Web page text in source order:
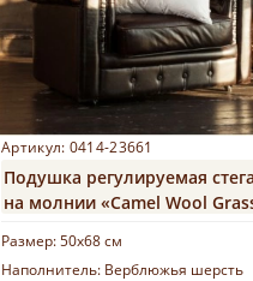
Артикул: 0414-23661
Подушка регулируемая
на молнии «Camel Wool
Размер:50х68 см
Наполнитель: Верблюжья шерсть